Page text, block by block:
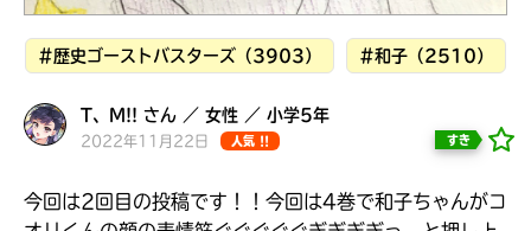
できる掲示板
#歴史ゴーストバスターズ（3903） #和子（2510）
T、M!! さん ／ 女性 ／ 小学5年
2022年11月22日 人気 !! すき
今回は2回目の投稿です！！今回は4巻で和子ちゃんがコ